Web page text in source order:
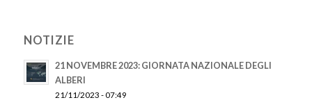
NOTIZIE
21 NOVEMBRE 2023: GIORNATA NAZIONALE DEGLI
ALBERI
21/11/2023 - 07:49